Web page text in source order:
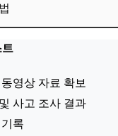
트
영상 자료 확보
사고 조사 결과
록